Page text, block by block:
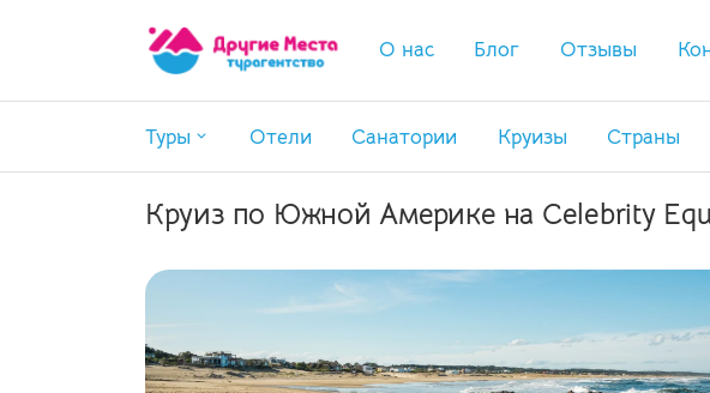
О нас Блог Отзывы
Туры
Горящие туры
Туры по России
Отели Санатории Круизы Страны
Круиз по Южной Америке на Celebrity